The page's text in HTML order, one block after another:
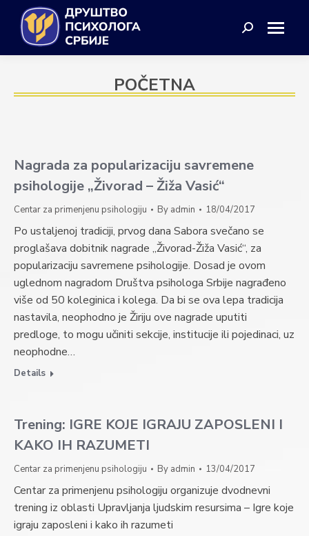
Search:
POČETNA
Nagrada za popularizaciju savremene
psihologije „Živorad – Žiža Vasić“
Centar za primenjenu psihologiju By admin 18/04/2017
Po ustaljenoj tradiciji, prvog dana Sabora svečano se
proglašava dobitnik nagrade „Živorad-Žiža Vasić“, za
popularizaciju savremene psihologije. Dosad je ovom
uglednom nagradom Društva psihologa Srbije nagrađeno
više od 50 koleginica i kolega. Da bi se ova lepa tradicija
nastavila, neophodno je Žiriju ove nagrade uputiti
predloge, to mogu učiniti sekcije, institucije ili pojedinaci, uz
neophodne…
Details
Trening: IGRE KOJE IGRAJU ZAPOSLENI I
KAKO IH RAZUMETI
Centar za primenjenu psihologiju By admin 13/04/2017
Centar za primenjenu psihologiju organizuje dvodnevni
trening iz oblasti Upravljanja ljudskim resursima – Igre koje
igraju zaposleni i kako ih razumeti